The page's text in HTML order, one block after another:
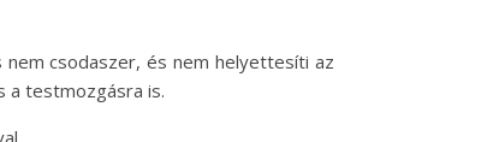
nem csodaszer, és nem helyettesíti az
a testmozgásra is.